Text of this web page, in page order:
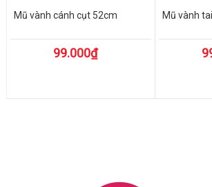
Mũ vành cánh cụt 52cm
99.000₫
Mũ vành